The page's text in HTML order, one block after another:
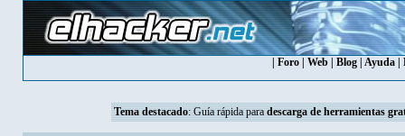
Foro Web Blog Ayuda
Tema destacado: Guía rápida para descarga de herramientas